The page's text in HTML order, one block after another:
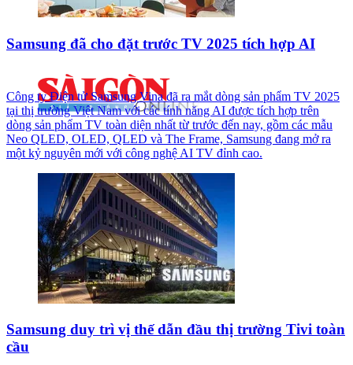
Samsung đã cho đặt trước TV 2025 tích hợp AI
Công ty Điện tử Samsung Vina đã ra mắt dòng sản phẩm TV 2025
tại thị trường Việt Nam với các tính năng AI được tích hợp trên
dòng sản phẩm TV toàn diện nhất từ trước đến nay, gồm các mẫu
Neo QLED, OLED, QLED và The Frame, Samsung đang mở ra
một kỷ nguyên mới với công nghệ AI TV đỉnh cao.
Samsung duy trì vị thế dẫn đầu thị trường Tivi toàn
cầu